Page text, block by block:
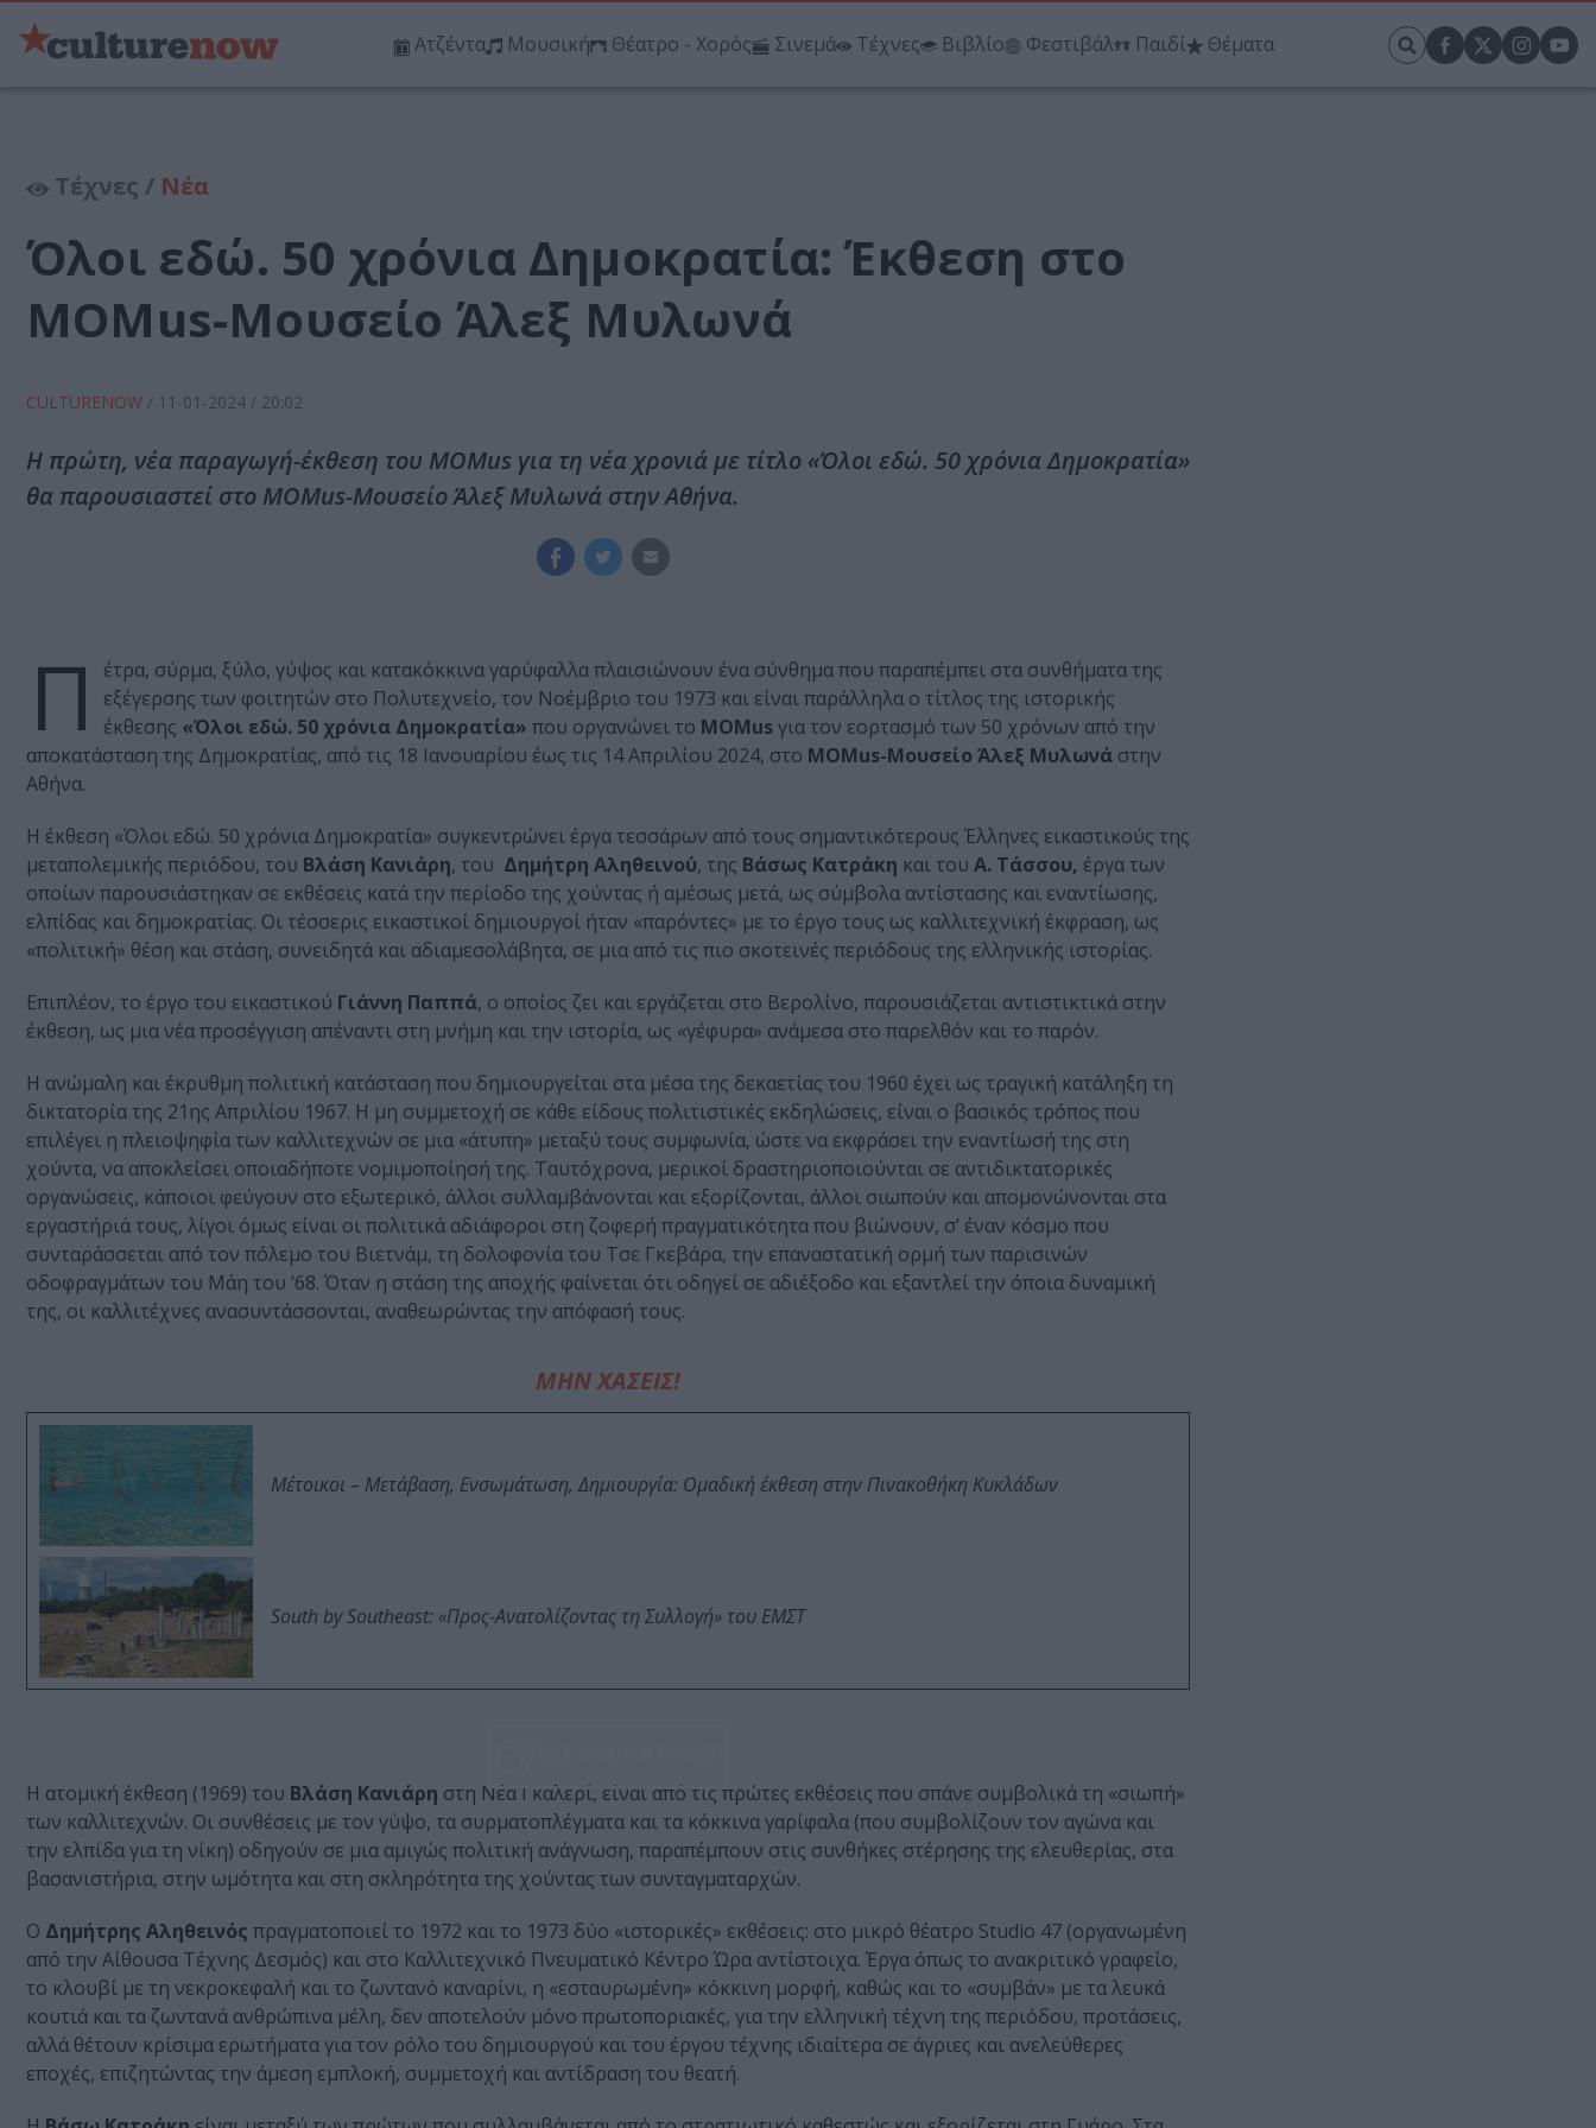
Ατζέντα Μουσική Θέατρο - Χορός Σινεμά Τέχνες Βιβλίο Φεστιβάλ Παιδί Θέματα
Τέχνες / Νέα
Όλοι εδώ. 50 χρόνια Δημοκρατία: Έκθεση στο
MOMus-Μουσείο Άλεξ Μυλωνά
CULTURENOW / 11-01-2024 / 20:02
Η πρώτη, νέα παραγωγή-έκθεση του MOMus για τη νέα χρονιά με τίτλο «Όλοι εδώ. 50 χρόνια Δημοκρατία»
θα παρουσιαστεί στο MOMus-Μουσείο Άλεξ Μυλωνά στην Αθήνα.
Π
έτρα, σύρμα, ξύλο, γύψος και κατακόκκινα γαρύφαλλα πλαισιώνουν ένα σύνθημα που παραπέμπει στα συνθήματα της
εξέγερσης των φοιτητών στο Πολυτεχνείο, τον Νοέμβριο του 1973 και είναι παράλληλα ο τίτλος της ιστορικής
έκθεσης «Όλοι εδώ. 50 χρόνια Δημοκρατία» που οργανώνει το MOMusγια τον εορτασμό των 50 χρόνων από την
αποκατάσταση της Δημοκρατίας, από τις 18 Ιανουαρίου έως τις 14 Απριλίου 2024, στο MOMus-Μουσείο Άλεξ Μυλωνά στην
Αθήνα.
Η έκθεση «Όλοι εδώ. 50 χρόνια Δημοκρατία» συγκεντρώνει έργα τεσσάρων από τους σημαντικότερους Έλληνες εικαστικούς της
μεταπολεμικής περιόδου, του Βλάση Κανιάρη, του Δημήτρη Αληθεινού, της Βάσως Κατράκη και του Α. Τάσσου, έργα των
οποίων παρουσιάστηκαν σε εκθέσεις κατά την περίοδο της χούντας ή αμέσως μετά, ως σύμβολα αντίστασης και εναντίωσης,
ελπίδας και δημοκρατίας. Οι τέσσερις εικαστικοί δημιουργοί ήταν «παρόντες» με το έργο τους ως καλλιτεχνική έκφραση, ως
«πολιτική» θέση και στάση, συνειδητά και αδιαμεσολάβητα, σε μια από τις πιο σκοτεινές περιόδους της ελληνικής ιστορίας.
Επιπλέον, το έργο του εικαστικού Γιάννη Παππά, ο οποίος ζει και εργάζεται στο Βερολίνο, παρουσιάζεται αντιστικτικά στην
έκθεση, ως μια νέα προσέγγιση απέναντι στη μνήμη και την ιστορία, ως «γέφυρα» ανάμεσα στο παρελθόν και το παρόν.
Η ανώμαλη και έκρυθμη πολιτική κατάσταση που δημιουργείται στα μέσα της δεκαετίας του 1960 έχει ως τραγική κατάληξη τη
δικτατορία της 21ης Απριλίου 1967. Η μη συμμετοχή σε κάθε είδους πολιτιστικές εκδηλώσεις, είναι ο βασικός τρόπος που
επιλέγει η πλειοψηφία των καλλιτεχνών σε μια «άτυπη» μεταξύ τους συμφωνία, ώστε να εκφράσει την εναντίωσή της στη
χούντα, να αποκλείσει οποιαδήποτε νομιμοποίησή της. Ταυτόχρονα, μερικοί δραστηριοποιούνται σε αντιδικτατορικές
οργανώσεις, κάποιοι φεύγουν στο εξωτερικό, άλλοι συλλαμβάνονται και εξορίζονται, άλλοι σιωπούν και απομονώνονται στα
εργαστήριά τους, λίγοι όμως είναι οι πολιτικά αδιάφοροι στη ζοφερή πραγματικότητα που βιώνουν, σ’ έναν κόσμο που
συνταράσσεται από τον πόλεμο του Βιετνάμ, τη δολοφονία του Τσε Γκεβάρα, την επαναστατική ορμή των παρισινών
οδοφραγμάτων του Μάη του ‘68. Όταν η στάση της αποχής φαίνεται ότι οδηγεί σε αδιέξοδο και εξαντλεί την όποια δυναμική
της, οι καλλιτέχνες ανασυντάσσονται, αναθεωρώντας την απόφασή τους.
ΜΗΝ ΧΑΣΕΙΣ!
Μέτοικοι – Μετάβαση, Ενσωμάτωση, Δημιουργία: Ομαδική έκθεση στην Πινακοθήκη Κυκλάδων
South by Southeast: «Προς-Ανατολίζοντας τη Συλλογή» του ΕΜΣΤ
Η ατομική έκθεση (1969) του Βλάση Κανιάρη στη Νέα Γκαλερί, είναι από τις πρώτες εκθέσεις που σπάνε συμβολικά τη «σιωπή»
των καλλιτεχνών. Οι συνθέσεις με τον γύψο, τα συρματοπλέγματα και τα κόκκινα γαρίφαλα (που συμβολίζουν τον αγώνα και
την ελπίδα για τη νίκη) οδηγούν σε μια αμιγώς πολιτική ανάγνωση, παραπέμπουν στις συνθήκες στέρησης της ελευθερίας, στα
βασανιστήρια, στην ωμότητα και στη σκληρότητα της χούντας των συνταγματαρχών.
Ο Δημήτρης Αληθεινός πραγματοποιεί το 1972 και το 1973 δύο «ιστορικές» εκθέσεις: στο μικρό θέατρο Studio 47 (οργανωμένη
από την Αίθουσα Τέχνης Δεσμός) και στο Καλλιτεχνικό Πνευματικό Κέντρο Ώρα αντίστοιχα. Έργα όπως το ανακριτικό γραφείο,
το κλουβί με τη νεκροκεφαλή και το ζωντανό καναρίνι, η «εσταυρωμένη» κόκκινη μορφή, καθώς και το «συμβάν» με τα λευκά
κουτιά και τα ζωντανά ανθρώπινα μέλη, δεν αποτελούν μόνο πρωτοποριακές, για την ελληνική τέχνη της περιόδου, προτάσεις,
αλλά θέτουν κρίσιμα ερωτήματα για τον ρόλο του δημιουργού και του έργου τέχνης ιδιαίτερα σε άγριες και ανελεύθερες
εποχές, επιζητώντας την άμεση εμπλοκή, συμμετοχή και αντίδραση του θεατή.